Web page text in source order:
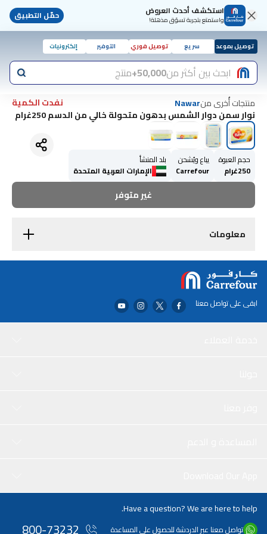
استكشف أحدث العروض
واستمتع بتجربة تسوّق مذهلة! حمّل التطبيق
توصيل بموعد سريع توصيل فوري التوفير إلكترونيات
ابحث بين أكثر من50,000+ منتج
منتجات أُخرى منNawar
نفدت الكمية
نوار سمن دوار الشمس بدهون متحولة خالي من الدسم 250غرام
حجم العبوة
250غرام
يباع ويُشحن
Carrefour
بلد المنشأ
الإمارات العربية المتحدة
غير متوفر
معلومات
ابقى على تواصل معنا
Have a question? We are here to help.
تواصل معنا عبر الدردشة للحصول على المساعدة 800-73232